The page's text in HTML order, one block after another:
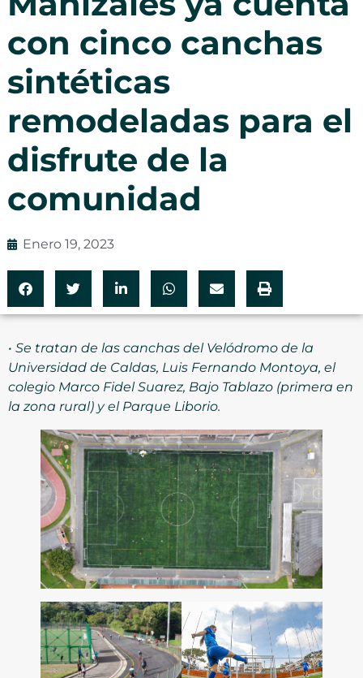
con cinco canchas
sintéticas
remodeladas para el
disfrute de la
comunidad
Enero 19, 2023
• Se tratan de las canchas del Velódromo de la
Universidad de Caldas, Luis Fernando Montoya, el
colegio Marco Fidel Suarez, Bajo Tablazo (primera en
la zona rural) y el Parque Liborio.